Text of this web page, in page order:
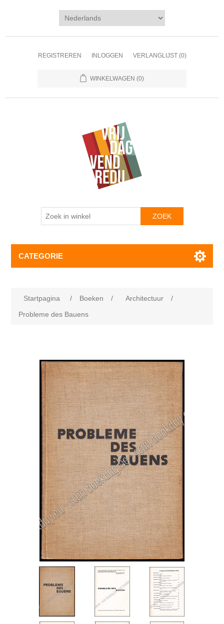
REGISTREREN INLOGGEN VERLANGLIJST (0)
WINKELWAGEN (0)
CATEGORIE
Startpagina / Boeken / Architectuur
/
Probleme des Bauens